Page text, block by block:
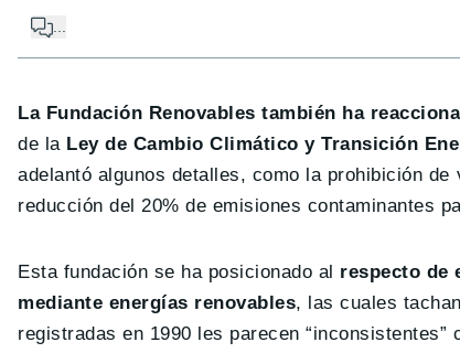
La Fundación Renovables también ha
de laLey de Cambio Climático y Transición
adelantó algunos detalles, como la prohibición
reducción del 20% de emisiones contaminantes
Esta fundación se ha posicionado al respecto de
mediante energías renovables, las cuales
registradas en 1990 les parecen